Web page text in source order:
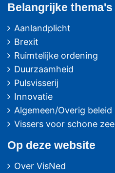
Belangrijke thema's
Aanlandplicht
Brexit
Ruimtelijke ordening
Duurzaamheid
Pulsvisserij
Innovatie
Algemeen/Overig beleid
Vissers voor schone zee
Op deze website
Over VisNed